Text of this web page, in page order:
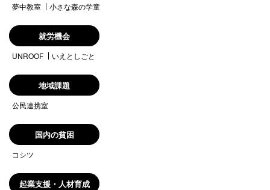
夢中教室 小さな森の学童
就労機会
UNROOF いえとしごと
地域課題
公民連携室
国内の貧困
コシツ
起業支援・人材育成